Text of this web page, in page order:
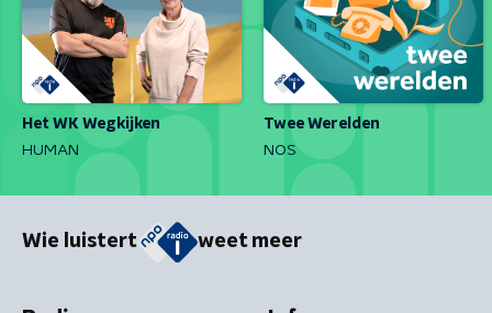
Het WK Wegkijken
HUMAN
Twee Werelden
NOS
Wie luistert weet meer